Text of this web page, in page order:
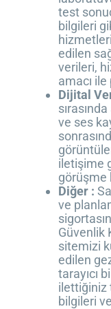
test
bilgileri
edilen
verileri,
amacı ile
Dijital
ve ses
iletişime
görüşme
Diğer :
ve
Güvenlik
sitemizi
edilen
tarayıcı
ilettiğiniz
bilgileri